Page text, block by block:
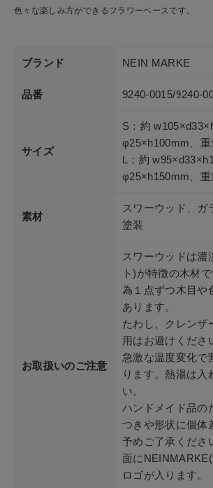
色々な楽しみ方ができるフラワーベースです。
ブランド NEIN MARKE
品番 9240-0015/9240-
サイズ
S：約
φ25×h100mm、
L：約
φ25×h150mm、
素材
スワーウッド、ガ
塗装
お取扱いのご注意
スワーウッドは濃
ト)が特徴の木材
為１点ずつ木目や
あります。
たわし、クレンザ
用はお避けくださ
急激な温度変化で
ります。熱湯は入
い。
ハンドメイド品の
つきや形状に個体
予めご了承くだ
面に
ロゴが入ります。